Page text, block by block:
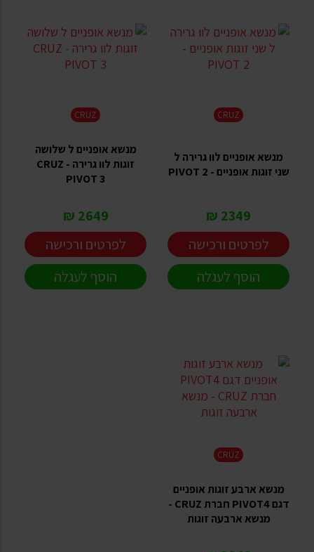
CRUZ
מנשא אופניים לוו גרירה ל
שני זוגות אופניים - PIVOT 2
2349 ₪
לפרטים ורכישה
הוסף לעגלה
CRUZ
מנשא אופניים ל שלושה
זוגות לוו גרירה CRUZ -
PIVOT 3
2649 ₪
לפרטים ורכישה
הוסף לעגלה
CRUZ
מנשא ארבע זוגות אופניים
דגם PIVOT4 חברת CRUZ -
מנשא ארבעה זוגות